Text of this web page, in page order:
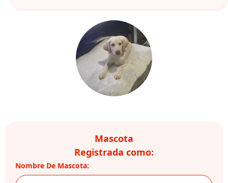
Mascota
Registrada como:
Nombre De Mascota: